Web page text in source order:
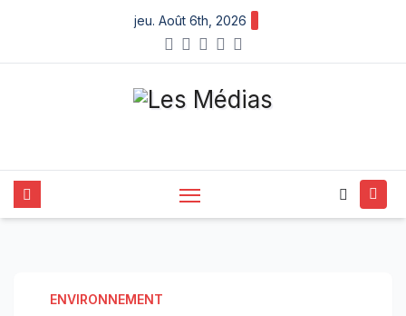
content
jeu. Août 6th, 2026
ENVIRONNEMENT